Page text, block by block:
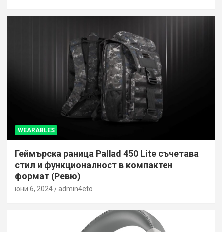
WEARABLES
Геймърска раница Pallad 450 Lite съчетава
стил и функционалност в компактен
формат (Ревю)
юни 6, 2024 admin4eto